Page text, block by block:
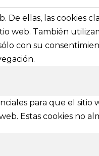
para solictar
ellas, las cookies
web. También
con su
para que el
Estas cookies no